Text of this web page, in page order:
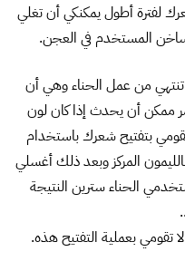
لفترة أطول يمكنكي أن تغلي
المستخدم في العجن.
من عمل الحناء وهي أن
ممكن أن يحدث إذا كان لون
بتفتيح شعرك باستخدام
المركز وبعد ذلك أغسلي
الحناء سترين النتيجة
بعملية التفتيح هذه.